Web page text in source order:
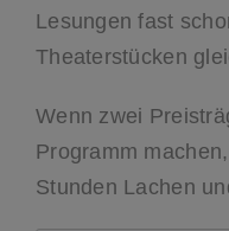
Lesungen fast
Theaterstücken
Wenn zwei
Programm
Stunden Lachen